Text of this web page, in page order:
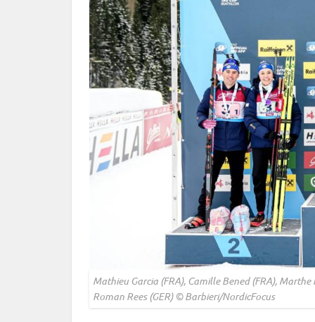
Mathieu Garcia (FRA), Camille Bened (FRA),
Roman Rees (GER) © Barbieri/NordicFocus